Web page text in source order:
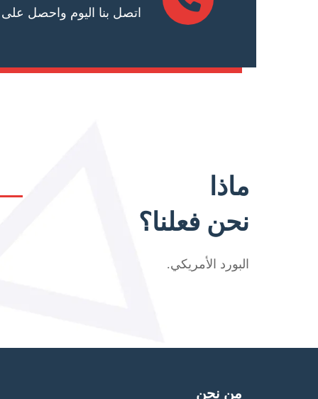
اتصل بنا اليوم واحصل على عرض
ماذا
نحن فعلنا؟
البورد الأمريكي.
من نحن